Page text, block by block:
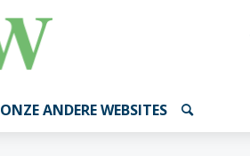
ONZE ANDERE WEBSITES